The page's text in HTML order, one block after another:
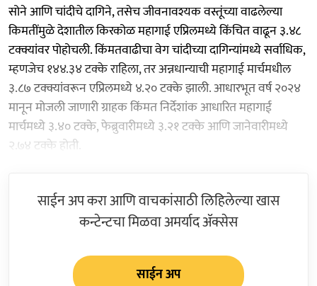
सोने आणि चांदीचे दागिने, तसेच जीवनावश्यक वस्तूंच्या वाढलेल्या
किमतींमुळे देशातील किरकोळ महागाई एप्रिलमध्ये किंचित वाढून ३.४८
टक्क्यांवर पोहोचली. किंमतवाढीचा वेग चांदीच्या दागिन्यांमध्ये सर्वाधिक,
म्हणजेच १४४.३४ टक्के राहिला, तर अन्नधान्याची महागाई मार्चमधील
३.८७ टक्क्यांवरून एप्रिलमध्ये ४.२० टक्के झाली. आधारभूत वर्ष २०२४
मानून मोजली जाणारी ग्राहक किंमत निर्देशांक आधारित महागाई
मार्चमध्ये ३.४० टक्के, फेब्रुवारीमध्ये ३.२१ टक्के आणि जानेवारीमध्ये
२.७४ टक्के होती.
साईन अप करा आणि वाचकांसाठी लिहिलेल्या खास
कन्टेन्टचा मिळवा अमर्याद ॲक्सेस
साईन अप